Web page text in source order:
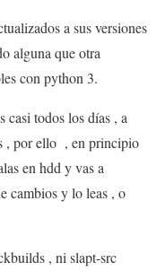
a sus versiones
alguna que otra
con python 3.
casi todos los días , a
, por ello , en principio
en hdd y vas a
cambios y lo leas , o
, ni slapt-src